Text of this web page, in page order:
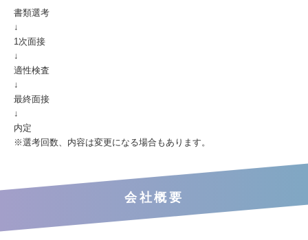
書類選考
↓
1次面接
↓
適性検査
↓
最終面接
↓
内定
※選考回数、内容は変更になる場合もあります。
会社概要